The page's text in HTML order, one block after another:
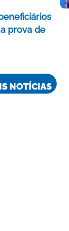
prova de
NOTÍCIAS